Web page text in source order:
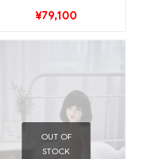
¥79,100
OUT OF
STOCK